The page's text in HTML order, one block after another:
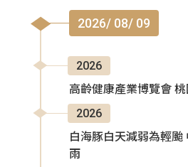
2026/ 08/ 09
2026
高齡健康產業博覽會
2026
白海豚白天減弱為輕颱
雨